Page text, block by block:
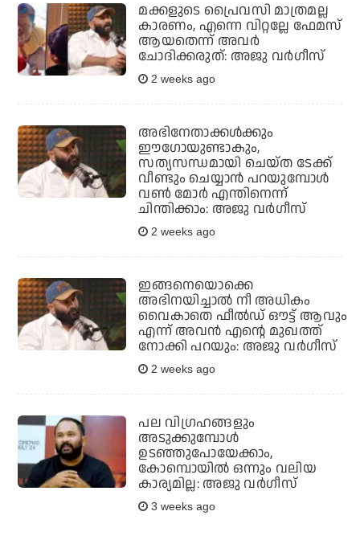
മക്കളുടെ പ്രൈവസി മാത്രമല്ല
കാരണം, എന്നെ വിറ്റല്ലേ ഫേമസ്
ആയതെന്ന് അവർ
ചോദിക്കരുത്: അജു വർഗീസ്
2 weeks ago
അഭിനേതാക്കൾക്കും
ഈഗോയുണ്ടാകും,
സത്യസന്ധമായി ചെയ്ത ടേക്ക്
വീണ്ടും ചെയ്യാൻ പറയുമ്പോൾ
വൺ മോർ എന്തിനെന്ന്
ചിന്തിക്കാം: അജു വർഗീസ്
2 weeks ago
ഇങ്ങനെയൊക്കെ
അഭിനയിച്ചാൽ നീ അധികം
വൈകാതെ ഫീൽഡ് ഔട്ട് ആവും
എന്ന് അവൻ എന്റെ മുഖത്ത്
നോക്കി പറയും: അജു വർഗീസ്
2 weeks ago
പല വിഗ്രഹങ്ങളും
അടുക്കുമ്പോൾ
ഉടഞ്ഞുപോയേക്കാം,
കോമ്പൊയിൽ ഒന്നും വലിയ
കാര്യമില്ല: അജു വർഗീസ്
3 weeks ago